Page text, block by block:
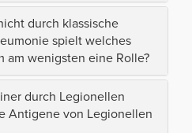
durch klassische
spielt welches
am wenigsten eine Rolle?
durch Legionellen
Antigene von Legionellen